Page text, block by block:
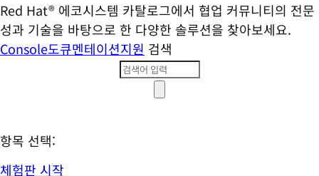
Red Hat® 에코시스템 카탈로그에서 협업 커뮤니티의 전문
성과 기술을 바탕으로 한 다양한 솔루션을 찾아보세요.
Console도큐멘테이션지원 검색
항목 선택:
체험판 시작